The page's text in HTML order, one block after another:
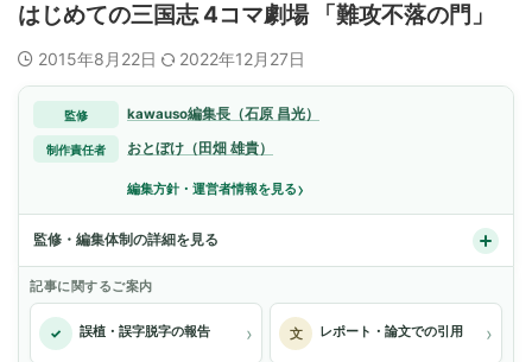
はじめての三国志 4コマ劇場 「難攻不落の門」
2015年8月22日 2022年12月27日
監修 kawauso編集長（石原 昌光）
制作責任者 おとぼけ（田畑 雄貴）
編集方針・運営者情報を見る›
監修・編集体制の詳細を見る
記事に関するご案内
✓ 誤植・誤字脱字の報告 › 文 レポート・論文での引用 ›